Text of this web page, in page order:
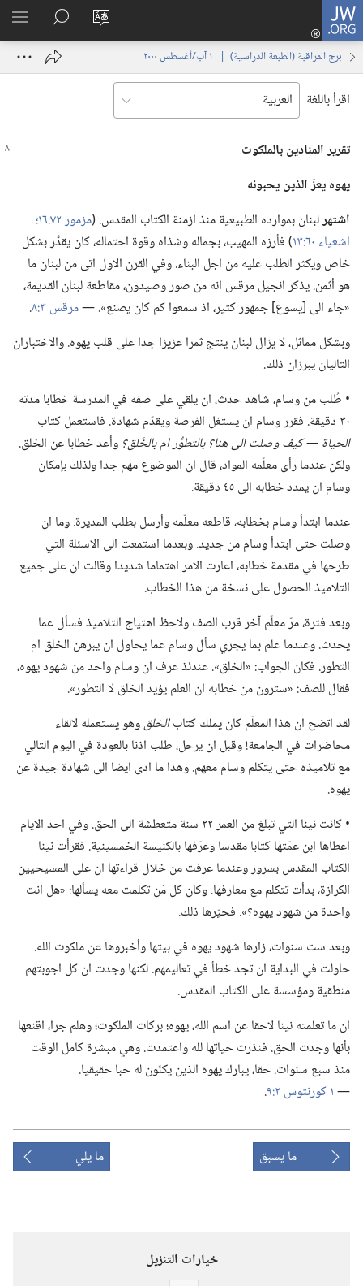
JW.ORG
تغيير
الموقع
تسجيل
الدخول
نافذة
البحث
في
JW.‎ORG
برج المراقبة (‏الطبعة الدراسية)‏ | ‏‎ ١‏ ‏‎آب/أغسطس‏ ‎٢٠٠٠
اقرأ باللغة
تقرير المنادين بالملكوت
يهوه يعزّ الذين يحبونه
اشتهرلبنان بموارده الطبيعية منذ ازمنة الكتاب المقدس.‏ (‏مزمور ٧٢:‏١٦؛‏
اشعياء ٦٠:‏١٣
‏)‏ فأرزه المهيب،‏ بجماله وشذاه وقوة احتماله،‏ كان يقدَّر بشكل
خاص ويكثر الطلب عليه من اجل البناء.‏ وفي القرن الاول اتى من لبنان ما
هو أثمن.‏ يذكر انجيل مرقس انه من صور وصيدون،‏ مقاطعة لبنان القديمة،‏
«جاء الى [يسوع] جمهور كثير،‏ اذ سمعوا كم كان يصنع».‏ —‏مرقس ٣:‏٨
‏.‏
وبشكل مماثل،‏ لا يزال لبنان ينتج ثمرا عزيزا جدا على قلب يهوه.‏ والاختباران
التاليان يبرزان ذلك.‏
‏• طُلب من وسام،‏ شاهد حدث،‏ ان يلقي على صفه في المدرسة خطابا مدته
٣٠ دقيقة.‏ فقرر وسام ان يستغل الفرصة ويقدّم شهادة.‏ فاستعمل كتاب
الحياة —‏ كيف وصلت الى هنا؟‏ بالتطوُّر ام بالخَلق؟‏ وأعد خطابا عن الخلق.‏
ولكن عندما رأى معلّمه المواد،‏ قال ان الموضوع مهم جدا ولذلك بإمكان
وسام ان يمدد خطابه الى ٤٥ دقيقة.‏
عندما ابتدأ وسام بخطابه،‏ قاطعه معلّمه وأرسل بطلب المديرة.‏ وما ان
وصلت حتى ابتدأ وسام من جديد.‏ وبعدما استمعت الى الاسئلة التي
طرحها في مقدمة خطابه،‏ اعارت الامر اهتماما شديدا وقالت ان على جميع
التلاميذ الحصول على نسخة من هذا الخطاب.‏
وبعد فترة،‏ مرّ معلّم آخر قرب الصف ولاحظ اهتياج التلاميذ فسأل عما
يحدث.‏ وعندما علم بما يجري سأل وسام عما يحاول ان يبرهن الخلق ام
التطور.‏ فكان الجواب:‏ «الخلق».‏ عندئذ عرف ان وسام واحد من شهود يهوه،‏
فقال للصف:‏ «سترون من خطابه ان العلم يؤيد الخلق لا التطور».‏
لقد اتضح ان هذا المعلّم كان يملك كتابالخلقوهو يستعمله لالقاء
محاضرات في الجامعة!‏ وقبل ان يرحل،‏ طلب اذنا بالعودة في اليوم التالي
مع تلاميذه حتى يتكلم وسام معهم.‏ وهذا ما ادى ايضا الى شهادة جيدة عن
يهوه.‏
‏• كانت نينا التي تبلغ من العمر ٢٢ سنة متعطشة الى الحق.‏ وفي احد الايام
اعطاها ابن عمّتها كتابا مقدسا وعرّفها بالكنيسة الخمسينية.‏ فقرأت نينا
الكتاب المقدس بسرور وعندما عرفت من خلال قراءتها ان على المسيحيين
الكرازة،‏ بدأت تتكلم مع معارفها.‏ وكان كل مَن تكلمت معه يسألها:‏ «هل انت
واحدة من شهود يهوه؟‏».‏ فحيّرها ذلك.‏
وبعد ست سنوات،‏ زارها شهود يهوه في بيتها وأخبروها عن ملكوت الله.‏
حاولت في البداية ان تجد خطأ في تعاليمهم.‏ لكنها وجدت ان كل اجوبتهم
منطقية ومؤسسة على الكتاب المقدس.‏
ان ما تعلمته نينا لاحقا عن اسم الله،‏ يهوه؛‏ بركات الملكوت؛‏ وهلم جرا،‏ اقنعها
بأنها وجدت الحق.‏ فنذرت حياتها لله واعتمدت.‏ وهي مبشرة كامل الوقت
منذ سبع سنوات.‏ حقا،‏ يبارك يهوه الذين يكنّون له حبا حقيقيا.‏
—‏١ كورنثوس ٢:‏٩ ‏.‏
ما يسبق ما يلي
خيارات التنزيل